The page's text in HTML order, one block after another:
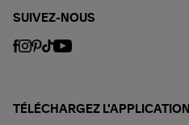
SUIVEZ-NOUS
TÉLÉCHARGEZ L'APPLICATION